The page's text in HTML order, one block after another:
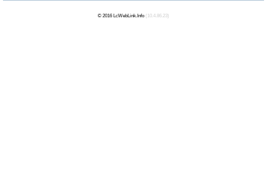
© 2016 LcWebLink.Info (10.4.86.23)